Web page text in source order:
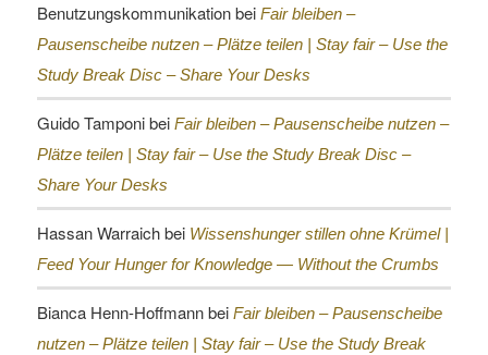
Benutzungskommunikationbei Fair bleiben –
Pausenscheibe nutzen – Plätze teilen | Stay fair – Use the
Study Break Disc – Share Your Desks
Guido Tamponibei Fair bleiben – Pausenscheibe nutzen –
Plätze teilen | Stay fair – Use the Study Break Disc –
Share Your Desks
Hassan Warraichbei Wissenshunger stillen ohne Krümel |
Feed Your Hunger for Knowledge — Without the Crumbs
Bianca Henn-Hoffmannbei Fair bleiben – Pausenscheibe
nutzen – Plätze teilen | Stay fair – Use the Study Break